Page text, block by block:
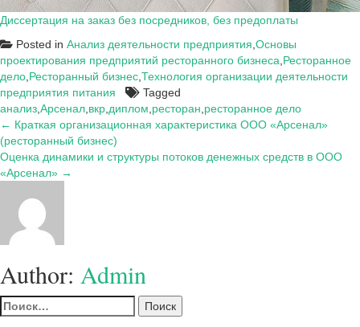
Диссертация на заказ без посредников, без предоплаты
Posted in Анализ деятельности предприятия Основы
проектирования предприятий ресторанного бизнеса Ресторанное
дело Ресторанный бизнес Технология организации деятельности
предприятия питания
Tagged
анализ Арсенал вкр диплом ресторан ресторанное дело
Навигация
по
записям
← Краткая организационная характеристика ООО «Арсенал»
(ресторанный бизнес)
Оценка динамики и структуры потоков денежных средств в ООО
«Арсенал» →
Author: Admin
Найти: